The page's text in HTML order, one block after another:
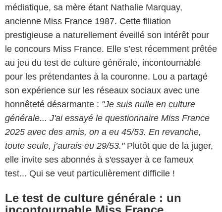
médiatique, sa mère étant Nathalie Marquay,
ancienne Miss France 1987. Cette filiation
prestigieuse a naturellement éveillé son intérêt pour
le concours Miss France. Elle s’est récemment prêtée
au jeu du test de culture générale, incontournable
pour les prétendantes à la couronne. Lou a partagé
son expérience sur les réseaux sociaux avec une
honnêteté désarmante : "Je suis nulle en culture
générale... J'ai essayé le questionnaire Miss France
2025 avec des amis, on a eu 45/53. En revanche,
toute seule, j’aurais eu 29/53."Plutôt que de la juger,
elle invite ses abonnés à s'essayer à ce fameux
test... Qui se veut particulièrement difficile !
Le test de culture générale : un